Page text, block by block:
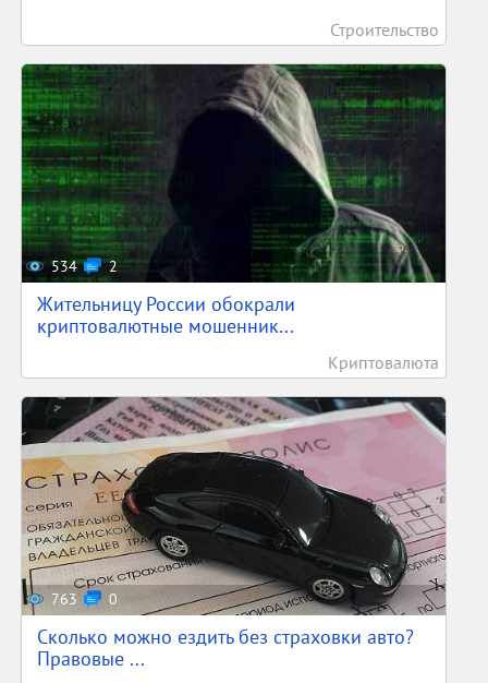
Строительство
534 2
Жительницу России обокрали
криптовалютные мошенник...
Криптовалюта
763 0
Сколько можно ездить без страховки авто?
Правовые ...